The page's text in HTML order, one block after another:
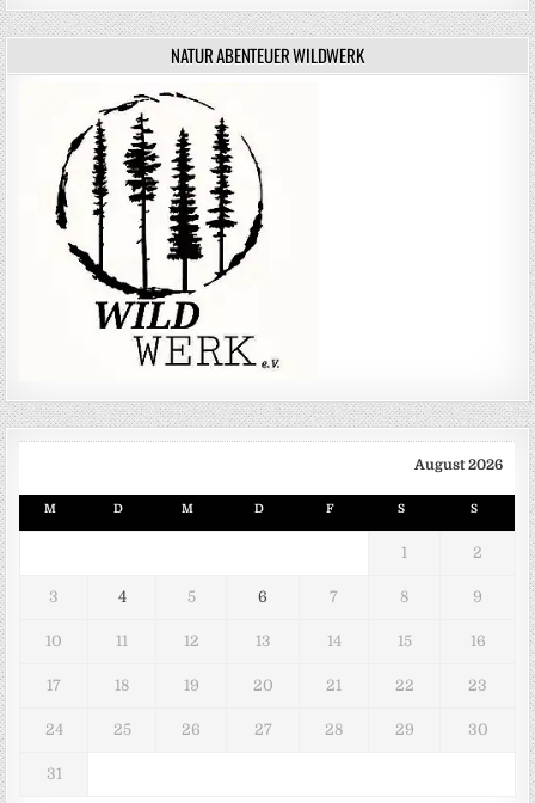
NATUR ABENTEUER WILDWERK
August 2026
M D M D F S S
1 2
3 4 5 6 7 8 9
10 11 12 13 14 15 16
17 18 19 20 21 22 23
24 25 26 27 28 29 30
31